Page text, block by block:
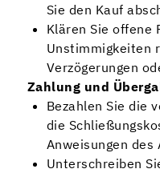
Sie den Kauf
Klären Sie offene
Unstimmigkeiten
Verzögerungen
Zahlung und
Bezahlen Sie die
die
Anweisungen des
Unterschreiben